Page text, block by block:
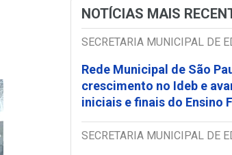
NOTÍCIAS MAIS
SECRETARIA MUNICIPAL DE
Rede Municipal de São
crescimento no Ideb e
iniciais e finais do Ensino
SECRETARIA MUNICIPAL DE